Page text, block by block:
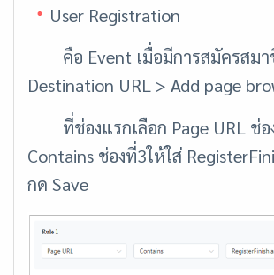
User Registration
คือ Event เมื่อมีการสมัครสมา
Destination URL > Add page
ที่ช่องแรกเลือก Page URL ช่อ
Contains ช่องที่3ให้ใส่
กด Save